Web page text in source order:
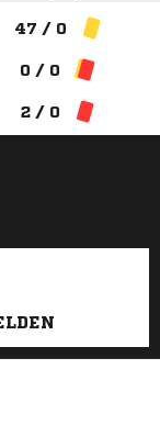
47 / 0
0 / 0
2 / 0